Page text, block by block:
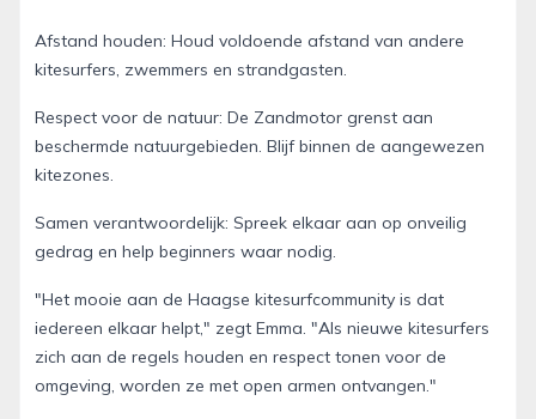
Afstand houden: Houd voldoende afstand van andere
kitesurfers, zwemmers en strandgasten.
Respect voor de natuur: De Zandmotor grenst aan
beschermde natuurgebieden. Blijf binnen de aangewezen
kitezones.
Samen verantwoordelijk: Spreek elkaar aan op onveilig
gedrag en help beginners waar nodig.
"Het mooie aan de Haagse kitesurfcommunity is dat
iedereen elkaar helpt," zegt Emma. "Als nieuwe kitesurfers
zich aan de regels houden en respect tonen voor de
omgeving, worden ze met open armen ontvangen."